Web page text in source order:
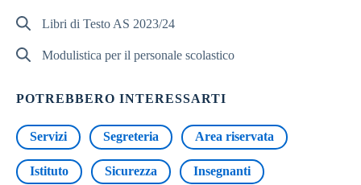
Libri di Testo AS 2023/24
Modulistica per il personale scolastico
POTREBBERO INTERESSARTI
Servizi Segreteria Area riservata
Istituto Sicurezza Insegnanti